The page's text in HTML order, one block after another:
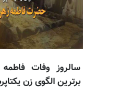
سالروز وفات فاطمه
برترین الگوی زن